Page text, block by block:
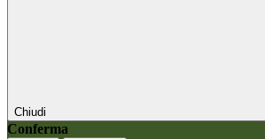
Chiudi
Conferma